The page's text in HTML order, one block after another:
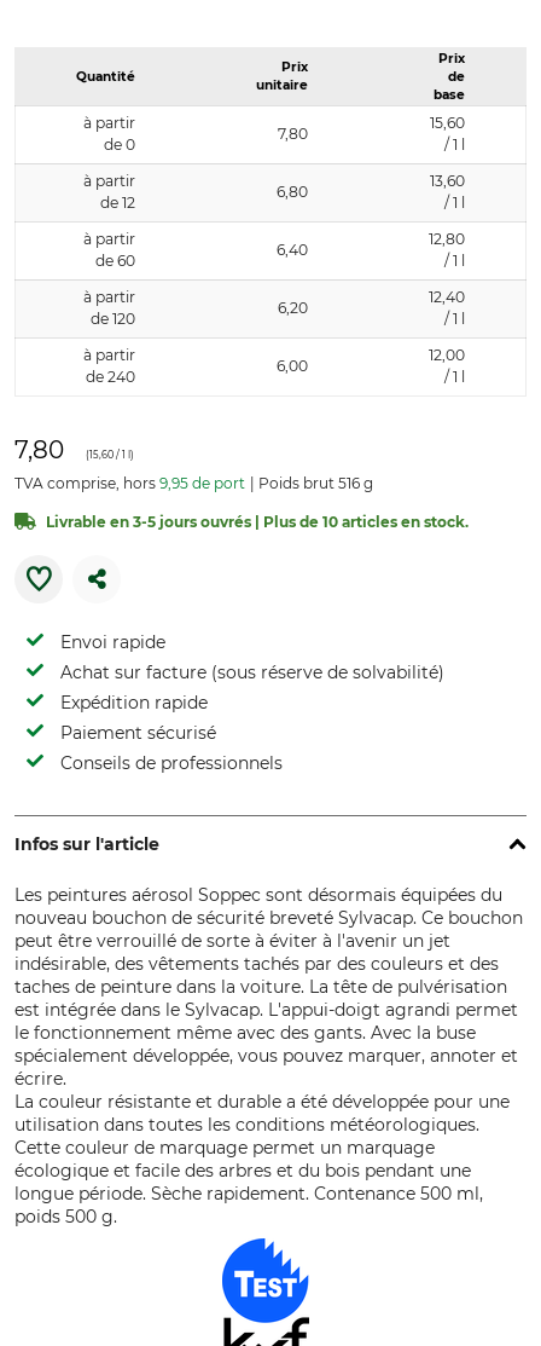
Quantité
Prix
unitaire
Prix
de
base
à partir
de 0
7,80
15,60
/ 1 l
à partir
de 12
6,80
13,60
/ 1 l
à partir
de 60
6,40
12,80
/ 1 l
à partir
de 120
6,20
12,40
/ 1 l
à partir
de 240
6,00
12,00
/ 1 l
7,80 (15,60 / 1 l)
TVA comprise, hors 9,95 de port Poids brut 516 g
Livrable en 3-5 jours ouvrés | Plus de 10 articles en stock.
Envoi rapide
Achat sur facture (sous réserve de solvabilité)
Expédition rapide
Paiement sécurisé
Conseils de professionnels
Infos sur l'article
Les peintures aérosol Soppec sont désormais équipées du
nouveau bouchon de sécurité breveté Sylvacap. Ce bouchon
peut être verrouillé de sorte à éviter à l'avenir un jet
indésirable, des vêtements tachés par des couleurs et des
taches de peinture dans la voiture. La tête de pulvérisation
est intégrée dans le Sylvacap. L'appui-doigt agrandi permet
le fonctionnement même avec des gants. Avec la buse
spécialement développée, vous pouvez marquer, annoter et
écrire.
La couleur résistante et durable a été développée pour une
utilisation dans toutes les conditions météorologiques.
Cette couleur de marquage permet un marquage
écologique et facile des arbres et du bois pendant une
longue période. Sèche rapidement. Contenance 500 ml,
poids 500 g.